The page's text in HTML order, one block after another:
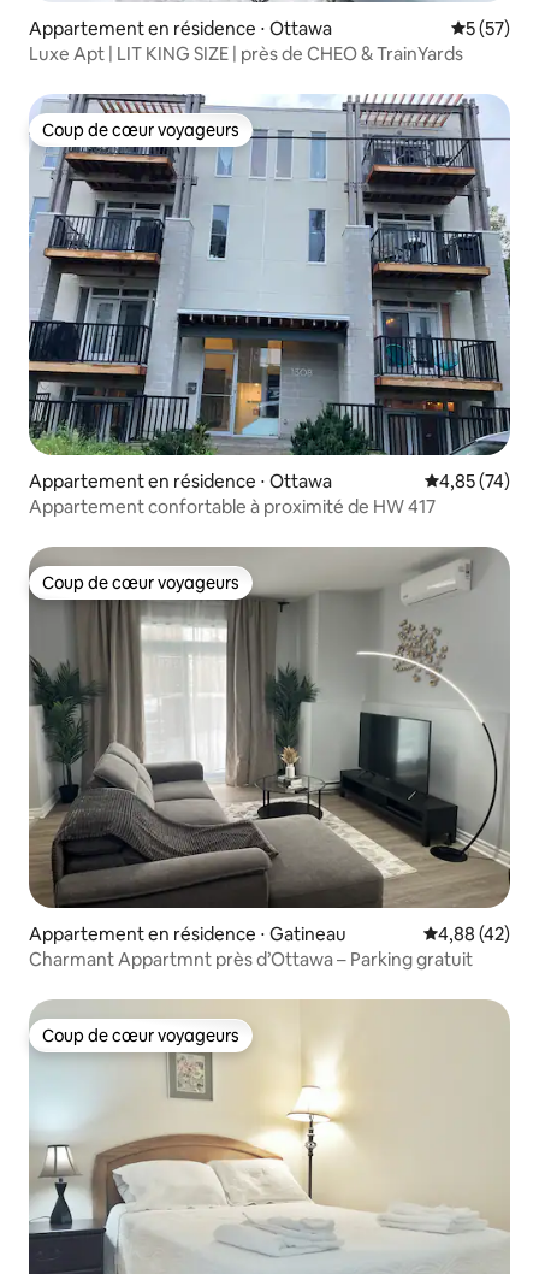
Appartement en résidence ⋅ Ottawa
5 (57)
Luxe Apt | LIT KING SIZE | près de CHEO & TrainYards
Coup de cœur voyageurs
Coup de cœur voyageurs
Appartement en résidence ⋅ Ottawa Évaluation
4,85 (74)
Appartement confortable à proximité de HW 417
Coup de cœur voyageurs
Coup de cœur voyageurs
Appartement en résidence ⋅ Gatineau Évaluation
4,88 (42)
Charmant Appartmnt près d’Ottawa – Parking gratuit
Coup de cœur voyageurs
Coup de cœur voyageurs